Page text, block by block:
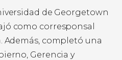
de Georgetown
como corresponsal
Además, completó una
Gerencia y